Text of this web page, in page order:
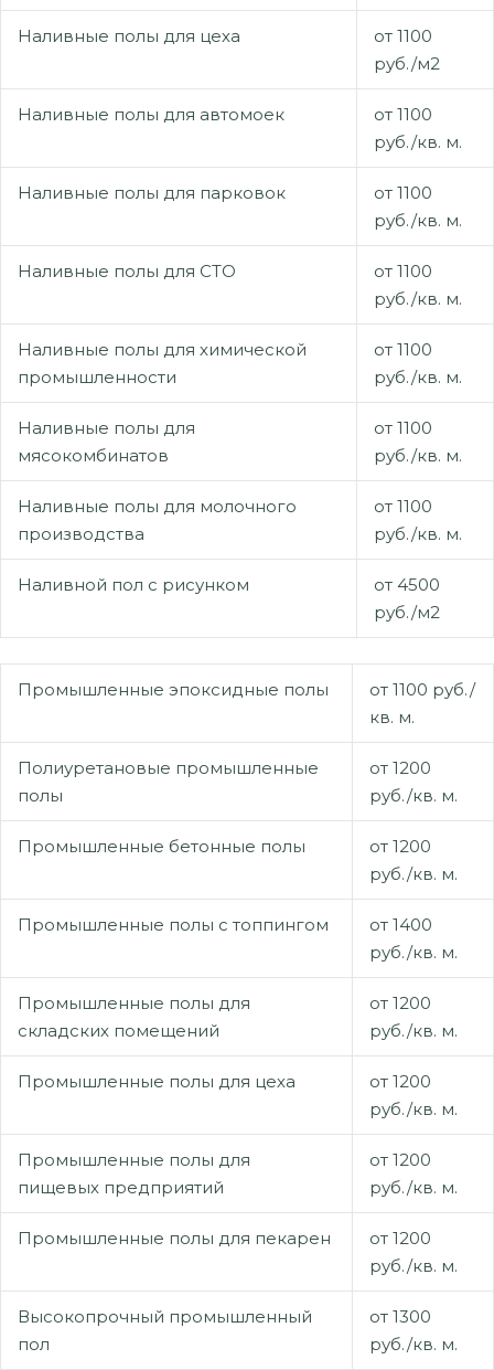
Наливные полы для цеха
от 1100
руб./м2
Наливные полы для автомоек
от 1100
руб./кв. м.
Наливные полы для парковок
от 1100
руб./кв. м.
Наливные полы для СТО
от 1100
руб./кв. м.
Наливные полы для химической
промышленности
от 1100
руб./кв. м.
Наливные полы для
мясокомбинатов
от 1100
руб./кв. м.
Наливные полы для молочного
производства
от 1100
руб./кв. м.
Наливной пол с рисунком
от 4500
руб./м2
Промышленные эпоксидные полы
от 1100 руб./
кв. м.
Полиуретановые промышленные
полы
от 1200
руб./кв. м.
Промышленные бетонные полы
от 1200
руб./кв. м.
Промышленные полы с топпингом
от 1400
руб./кв. м.
Промышленные полы для
складских помещений
от 1200
руб./кв. м.
Промышленные полы для цеха
от 1200
руб./кв. м.
Промышленные полы для
пищевых предприятий
от 1200
руб./кв. м.
Промышленные полы для пекарен
от 1200
руб./кв. м.
Высокопрочный промышленный
пол
от 1300
руб./кв. м.